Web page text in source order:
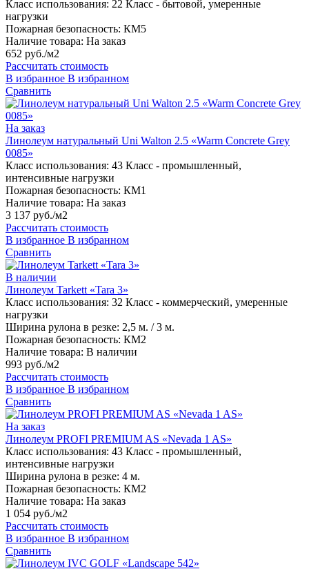
Класс использования: 22 Класс - бытовой, умеренные
нагрузки
Пожарная безопасность: КМ5
Наличие товара: На заказ
652 руб./м2
Рассчитать стоимость
В избранное В избранном
Сравнить
На заказ
Линолеум натуральный Uni Walton 2.5 «Warm Concrete Grey
0085»
Класс использования: 43 Класс - промышленный,
интенсивные нагрузки
Пожарная безопасность: КМ1
Наличие товара: На заказ
3 137 руб./м2
Рассчитать стоимость
В избранное В избранном
Сравнить
В наличии
Линолеум Tarkett «Tara 3»
Класс использования: 32 Класс - коммерческий, умеренные
нагрузки
Ширина рулона в резке: 2,5 м. / 3 м.
Пожарная безопасность: КМ2
Наличие товара: В наличии
993 руб./м2
Рассчитать стоимость
В избранное В избранном
Сравнить
На заказ
Линолеум PROFI PREMIUM AS «Nevada 1 AS»
Класс использования: 43 Класс - промышленный,
интенсивные нагрузки
Ширина рулона в резке: 4 м.
Пожарная безопасность: КМ2
Наличие товара: На заказ
1 054 руб./м2
Рассчитать стоимость
В избранное В избранном
Сравнить